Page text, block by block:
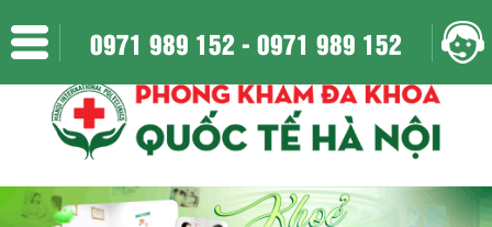
0971 989 152 - 0971 989 152
Mở của : Thứ 2 đến Chủ Nhật || 8h:00 - 20h:30 || Liên hệ : 0971 989 152